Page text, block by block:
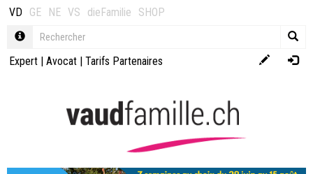
VD GE NE VS dieFamilie SHOP
Expert | Avocat | Tarifs Partenaires